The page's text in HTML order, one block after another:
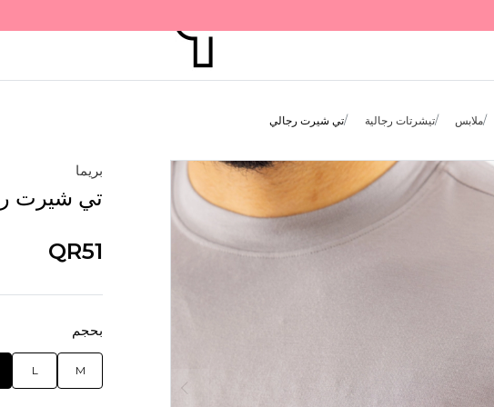
ملابس تيشرتات رجالية تي شيرت رجالي
بريما
تي شيرت
QR51
بحجم
M
L